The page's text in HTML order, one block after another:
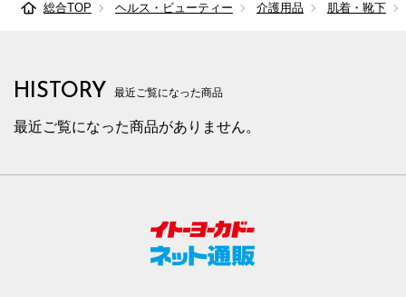
総合TOP ヘルス・ビューティー 介護用品 肌着・靴下
HISTORY 最近ご覧になった商品
最近ご覧になった商品がありません。